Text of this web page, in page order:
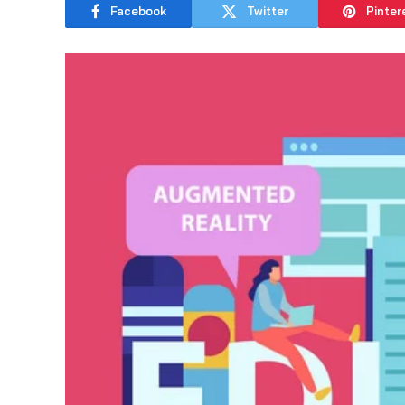
Facebook Twitter